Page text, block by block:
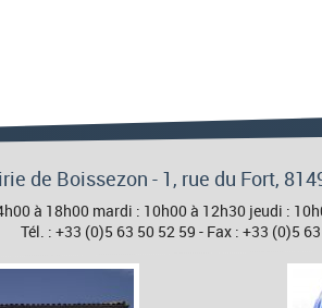
de Boissezon - 1, rue du Fort,
à 18h00 mardi : 10h00 à 12h30 jeudi :
Tél. : +33 (0)5 63 50 52 59 - Fax : +33 (0)5